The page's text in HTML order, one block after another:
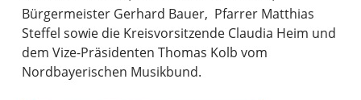
Bürgermeister Gerhard Bauer, Pfarrer Matthias
Steffel sowie die Kreisvorsitzende Claudia Heim und
dem Vize-Präsidenten Thomas Kolb vom
Nordbayerischen Musikbund.